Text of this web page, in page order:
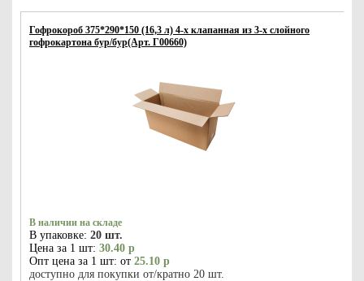
Гофрокороб 375*290*150 (16,3 л) 4-х клапанная из 3-х слойного
гофрокартона бур/бур(Арт. Г00660)
В наличии на складе
В упаковке: 20 шт.
Цена за 1 шт: 30.40 р
Опт цена за 1 шт: от 25.10 р
доступно для покупки от/кратно 20 шт.